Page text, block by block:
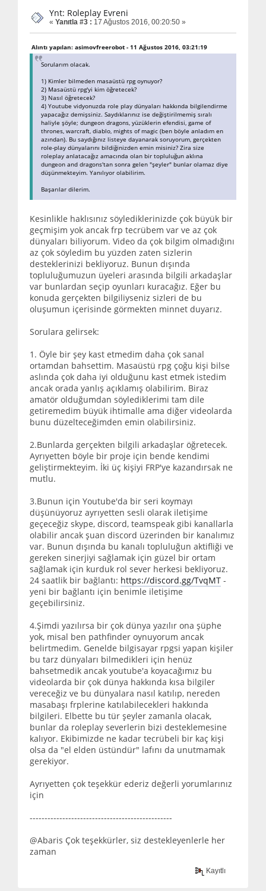
Ynt: Roleplay Evreni
« Yanıtla #3 : 17 Ağustos 2016, 00:20:50 »
Alıntı yapılan: asimovfreerobot - 11 Ağustos 2016, 03:21:19
Sorularım olacak.
1) Kimler bilmeden masaüstü rpg oynuyor?
2) Masaüstü rpg'yi kim öğretecek?
3) Nasıl öğretecek?
4) Youtube vidyonuzda role play dünyaları hakkında bilgilendirme
yapacağız demişsiniz. Saydıklarınız ise değiştirilmemiş sıralı
haliyle şöyle; dungeon dragons, yüzüklerin efendisi, game of
thrones, warcraft, diablo, mights of magic (ben böyle anladım en
azından). Bu saydığınız listeye dayanarak soruyorum, gerçekten
role-play dünyalarını bildiğinizden emin misiniz? Zira size
roleplay anlatacağız amacında olan bir topluluğun aklına
dungeon and dragons'tan sonra gelen "şeyler" bunlar olamaz diye
düşünmekteyim. Yanılıyor olabilirim.
Başarılar dilerim.
Kesinlikle haklısınız söylediklerinizde çok büyük bir
geçmişim yok ancak frp tecrübem var ve az çok
dünyaları biliyorum. Video da çok bilgim olmadığını
az çok söyledim bu yüzden zaten sizlerin
desteklerinizi bekliyoruz. Bunun dışında
topluluğumuzun üyeleri arasında bilgili arkadaşlar
var bunlardan seçip oyunları kuracağız. Eğer bu
konuda gerçekten bilgiliyseniz sizleri de bu
oluşumun içerisinde görmekten minnet duyarız.
Sorulara gelirsek:
1. Öyle bir şey kast etmedim daha çok sanal
ortamdan bahsettim. Masaüstü rpg çoğu kişi bilse
aslında çok daha iyi olduğunu kast etmek istedim
ancak orada yanlış açıklamış olabilirim. Biraz
amatör olduğumdan söylediklerimi tam dile
getiremedim büyük ihtimalle ama diğer videolarda
bunu düzelteceğimden emin olabilirsiniz.
2.Bunlarda gerçekten bilgili arkadaşlar öğretecek.
Ayrıyetten böyle bir proje için bende kendimi
geliştirmekteyim. İki üç kişiyi FRP'ye kazandırsak ne
mutlu.
3.Bunun için Youtube'da bir seri koymayı
düşünüyoruz ayrıyetten sesli olarak iletişime
geçeceğiz skype, discord, teamspeak gibi kanallarla
olabilir ancak şuan discord üzerinden bir kanalımız
var. Bunun dışında bu kanalı topluluğun aktifliği ve
gereken sinerjiyi sağlamak için güzel bir ortam
sağlamak için kurduk rol sever herkesi bekliyoruz.
24 saatlik bir bağlantı: https://discord.gg/TvqMT -
yeni bir bağlantı için benimle iletişime
geçebilirsiniz.
4.Şimdi yazılırsa bir çok dünya yazılır ona şüphe
yok, misal ben pathfinder oynuyorum ancak
belirtmedim. Genelde bilgisayar rpgsi yapan kişiler
bu tarz dünyaları bilmedikleri için henüz
bahsetmedik ancak youtube'a koyacağımız bu
videolarda bir çok dünya hakkında kısa bilgiler
vereceğiz ve bu dünyalara nasıl katılıp, nereden
masabaşı frplerine katılabilecekleri hakkında
bilgileri. Elbette bu tür şeyler zamanla olacak,
bunlar da roleplay severlerin bizi desteklemesine
kalıyor. Ekibimizde ne kadar tecrübeli bir kaç kişi
olsa da "el elden üstündür" lafını da unutmamak
gerekiyor.
Ayrıyetten çok teşekkür ederiz değerli yorumlarınız
için
------------------------------------------------
@Abaris Çok teşekkürler, siz destekleyenlerle her
zaman
Kayıtlı